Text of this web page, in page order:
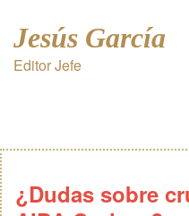
Jesús García
Editor Jefe
¿Dudas sobre